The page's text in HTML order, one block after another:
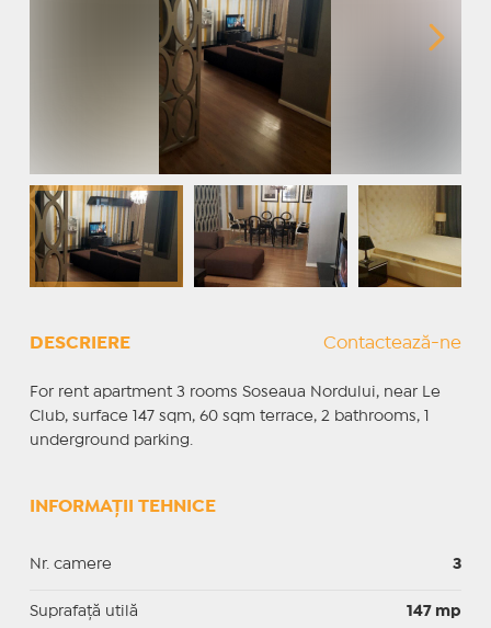
DESCRIERE Contactează-ne
For rent apartment 3 rooms Soseaua Nordului, near Le
Club, surface 147 sqm, 60 sqm terrace, 2 bathrooms, 1
underground parking.
INFORMAȚII TEHNICE
Nr. camere 3
Suprafaţă utilă 147 mp